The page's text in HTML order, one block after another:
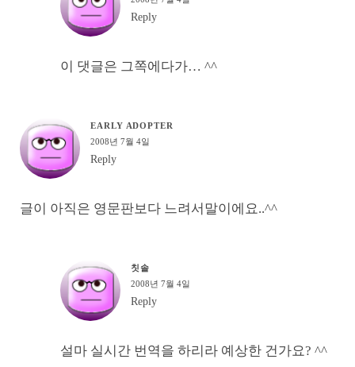
Reply
이 댓글은 그쪽에다가… ^^
EARLY ADOPTER
2008년 7월 4일
Reply
글이 아직은 영문판보다 느려서말이에요..^^
칫솔
2008년 7월 4일
Reply
설마 실시간 번역을 하리라 예상한 건가요? ^^